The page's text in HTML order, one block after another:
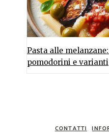
Pasta alle
pomodorini e varianti
CONTATTI